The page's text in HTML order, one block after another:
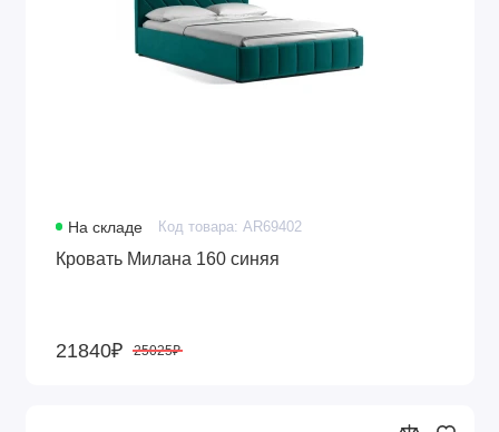
На складе Код товара: AR69402
Кровать Милана 160 синяя
21840₽ 25025₽